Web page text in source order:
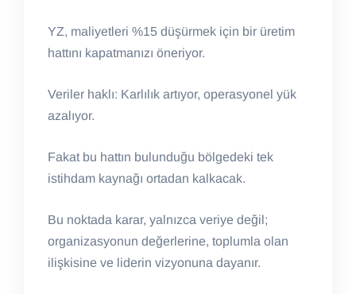
YZ, maliyetleri %15 düşürmek için bir üretim
hattını kapatmanızı öneriyor.
Veriler haklı: Karlılık artıyor, operasyonel yük
azalıyor.
Fakat bu hattın bulunduğu bölgedeki tek
istihdam kaynağı ortadan kalkacak.
Bu noktada karar, yalnızca veriye değil;
organizasyonun değerlerine, toplumla olan
ilişkisine ve liderin vizyonuna dayanır.